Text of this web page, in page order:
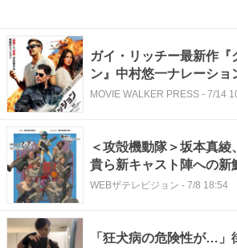
ガイ・リッチー最新作『
ン』中村悠一ナレーショ
りアクションを予感させ
MOVIE WALKER PRESS - 7/14
＜攻殻機動隊＞坂本真
貴ら新キャスト陣への新
「興奮が抑えきれない」
WEBザテレビジョン - 7/8 18:54
「狂犬病の危険性が…」